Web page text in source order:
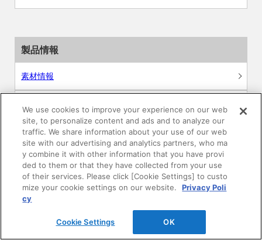
製品情報
素材情報
住宅向け
公共・商業施設向け
リフォーム
We use cookies to improve your experience on our web
site, to personalize content and ads and to analyze our
traffic. We share information about your use of our web
site with our advertising and analytics partners, who ma
y combine it with other information that you have provi
ded to them or that they have collected from your use
of their services. Please click [Cookie Settings] to custo
mize your cookie settings on our website.
Privacy Poli
cy
Cookie Settings OK